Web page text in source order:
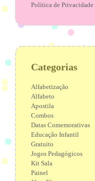
Política de Privacidade
Categorias
Alfabetização
Alfabeto
Apostila
Combos
Datas Comemorativas
Educação Infantil
Gratuito
Jogos Pedagógicos
Kit Sala
Painel